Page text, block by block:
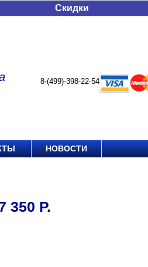
Скидки
8-(499)-398-22-54
НОВОСТИ
350 Р.